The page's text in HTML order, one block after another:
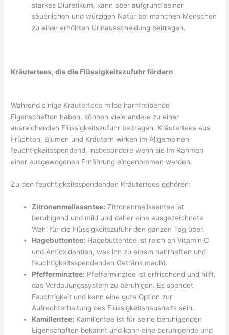
starkes Diuretikum, kann aber aufgrund seiner
säuerlichen und würzigen Natur bei manchen Menschen
zu einer erhöhten Urinausscheidung beitragen.
Kräutertees, die die Flüssigkeitszufuhr fördern
Während einige Kräutertees milde harntreibende
Eigenschaften haben, können viele andere zu einer
ausreichenden Flüssigkeitszufuhr beitragen. Kräutertees aus
Früchten, Blumen und Kräutern wirken im Allgemeinen
feuchtigkeitsspendend, insbesondere wenn sie im Rahmen
einer ausgewogenen Ernährung eingenommen werden.
Zu den feuchtigkeitsspendenden Kräutertees gehören:
Zitronenmelissentee: Zitronenmelissentee ist
beruhigend und mild und daher eine ausgezeichnete
Wahl für die Flüssigkeitszufuhr den ganzen Tag über.
Hagebuttentee: Hagebuttentee ist reich an Vitamin C
und Antioxidantien, was ihn zu einem nahrhaften und
feuchtigkeitsspendenden Getränk macht.
Pfefferminztee: Pfefferminztee ist erfrischend und hilft,
das Verdauungssystem zu beruhigen. Es spendet
Feuchtigkeit und kann eine gute Option zur
Aufrechterhaltung des Flüssigkeitshaushalts sein.
Kamillentee: Kamillentee ist für seine beruhigenden
Eigenschaften bekannt und kann eine beruhigende und